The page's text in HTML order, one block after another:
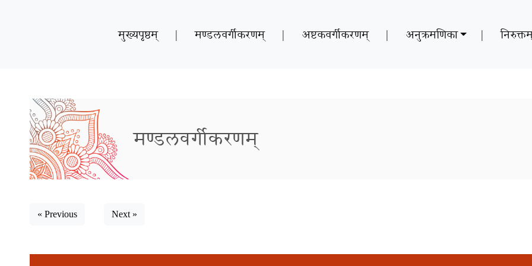
मुख्यपृष्ठम् | मण्डलवर्गीकरणम् | अष्टकवर्गीकरणम् | अनुक्रमणिका |
मण्डलवर्गीकरणम्
« Previous Next »